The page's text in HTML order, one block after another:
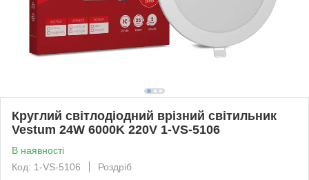
Круглий світлодіодний врізний світильник
Vestum 24W 6000K 220V 1-VS-5106
В наявності
Код: 1-VS-5106
Роздріб